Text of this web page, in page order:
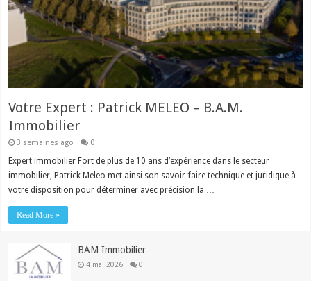
Votre Expert : Patrick MELEO – B.A.M.
Immobilier
3 semaines ago 0
Expert immobilier Fort de plus de 10 ans d’expérience dans le secteur
immobilier, Patrick Meleo met ainsi son savoir-faire technique et juridique à
votre disposition pour déterminer avec précision la …
Read More »
BAM Immobilier
4 mai 2026 0